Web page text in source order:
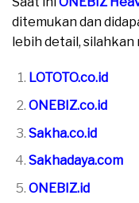
ditemukan dan
lebih detail,
LOTOTO.co.id
ONEBIZ.co.id
Sakha.co.id
Sakhadaya.com
ONEBIZ.id